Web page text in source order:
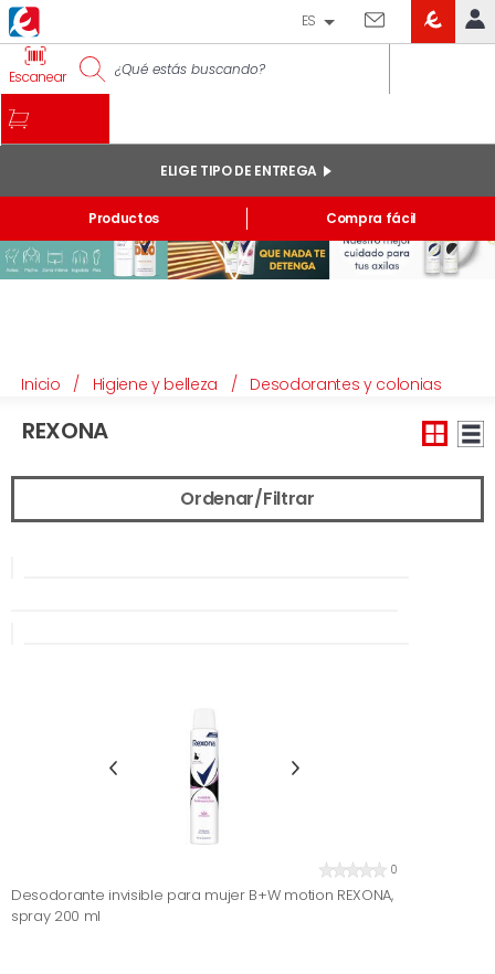
IDENTIFÍCATE
Pedidos online
Mis productos comprados en tienda y online
Listas
ES
Escanear
Productos
ELIGE TIPO DE ENTREGA
Compra fácil
Inicio / Higiene y belleza / Desodorantes y colonias
REXONA
Ordenar/Filtrar
0
Desodorante invisible para mujer B+W motion REXONA,
spray 200 ml